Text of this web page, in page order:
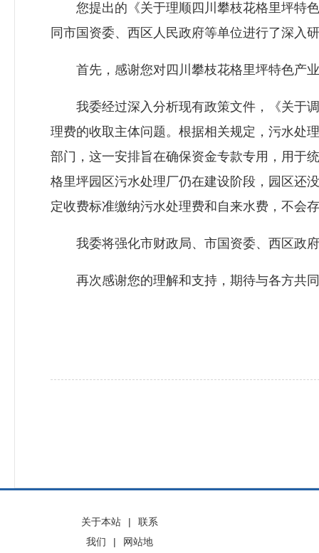
您提出的《关于理顺四川攀枝花格里坪特色
同市国资委、西区人民政府等单位进行了深入
首先，感谢您对四川攀枝花格里坪特色产业
我委经过深入分析现有政策文件，《关于调
理费的收取主体问题。根据相关规定，污水处
部门，这一安排旨在确保资金专款专用，用于
格里坪园区污水处理厂仍在建设阶段，园区还
定收费标准缴纳污水处理费和自来水费，不会
我委将强化市财政局、市国资委、西区政府
再次感谢您的理解和支持，期待与各方共同
关于本站 |
联系
我们
|
网站地